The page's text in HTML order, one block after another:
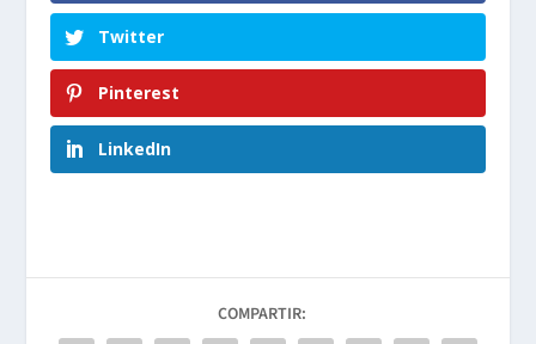
Twitter
Pinterest
LinkedIn
COMPARTIR: